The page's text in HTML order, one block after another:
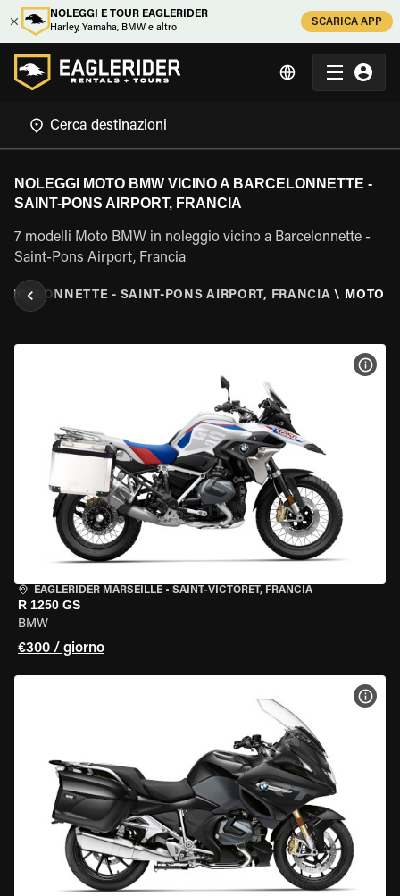
NOLEGGI E TOUR EAGLERIDER
Harley, Yamaha, BMW e altro
SCARICA APP
NOLEGGI MOTO BMW VICINO A BARCELONNETTE -
SAINT-PONS AIRPORT, FRANCIA
7 modelli Moto BMW in noleggio vicino a Barcelonnette -
Saint-Pons Airport, Francia
- SAINT-PONS AIRPORT, FRANCIA \ MOTO
EAGLERIDER MARSEILLE • SAINT-VICTORET, FRANCIA
R 1250 GS
BMW
€300 / giorno